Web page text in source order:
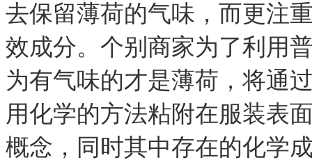
去保留薄荷的气味，而更注
效成分。个别商家为了利用
为有气味的才是薄荷，将通
用化学的方法粘附在服装表
概念，同时其中存在的化学